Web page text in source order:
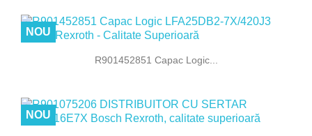
R901452851 Capac Logic...
NOU
NOU